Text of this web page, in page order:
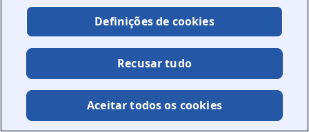
Definições de cookies
Recusar tudo
Aceitar todos os cookies